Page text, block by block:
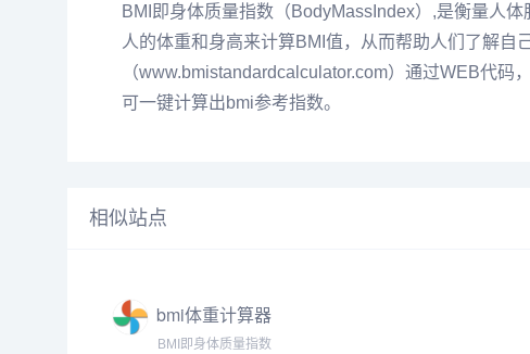
BMI即身体质量指数（BodyMassIndex）,是衡量人
人的体重和身高来计算BMI值，从而帮助人们了解自
（www.bmistandardcalculator.com）通过WEB代
可一键计算出bmi参考指数。
相似站点
bmi体重计算器
BMI即身体质量指数